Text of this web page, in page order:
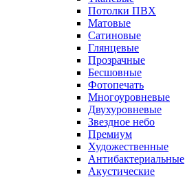
Потолки ПВХ
Матовые
Сатиновые
Глянцевые
Прозрачные
Бесшовные
Фотопечать
Многоуровневые
Двухуровневые
Звездное небо
Премиум
Художественные
Антибактериальные
Акустические